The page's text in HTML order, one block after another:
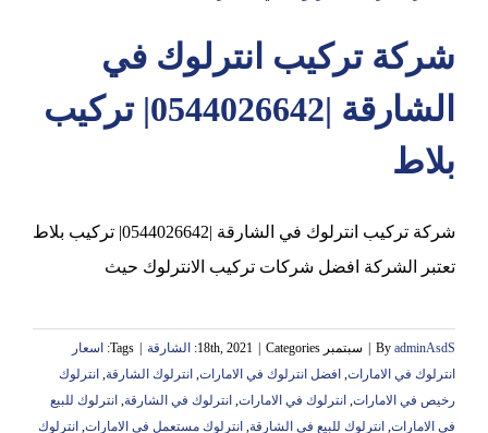
شركة تركيب انترلوك في
الشارقة |0544026642| تركيب
بلاط
شركة تركيب انترلوك في الشارقة |0544026642| تركيب بلاط
تعتبر الشركة افضل شركات تركيب الانترلوك حيث
By adminAsdS سبتمبر 18th, 2021 Categories: الشارقة Tags:
اسعار
انترلوك في الامارات, افضل انترلوك في الامارات, انترلوك الشارقة, انترلوك
رخيص في الامارات, انترلوك في الامارات, انترلوك في الشارقة, انترلوك للبيع
في الامارات, انترلوك للبيع في الشارقة, انترلوك مستعمل في الامارات, انترلوك